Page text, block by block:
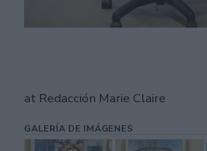
at Redacción Marie Claire
GALERÍA DE IMÁGENES